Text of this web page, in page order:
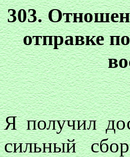
303.
отправке
Я получил
сильный